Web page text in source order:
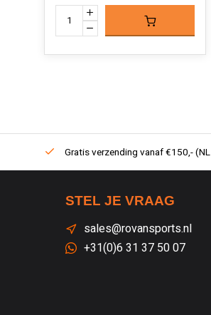
Gratis verzending vanaf €150,- (NL
STEL JE VRAAG
sales@rovansports.nl
+31(0)6 31 37 50 07